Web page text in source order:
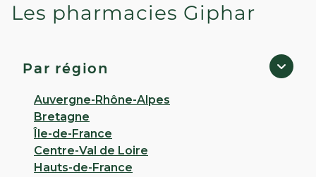
PHARMACIE DU METRO - Les
Ferme bientôt
2 BOULEVARD DE LA LIBERTE 93260 Les Lilas
Appeler
PLUS D'INFO
Les pharmacies Giphar
Par région
Auvergne-Rhône-Alpes
Bretagne
Île-de-France
Centre-Val de Loire
Hauts-de-France